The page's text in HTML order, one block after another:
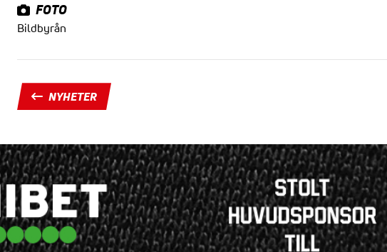
FOTO
Bildbyrån
NYHETER